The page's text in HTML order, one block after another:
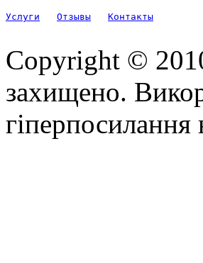
Услуги Отзывы Контакты
Copyright ©
захищено.
гіперпосилання